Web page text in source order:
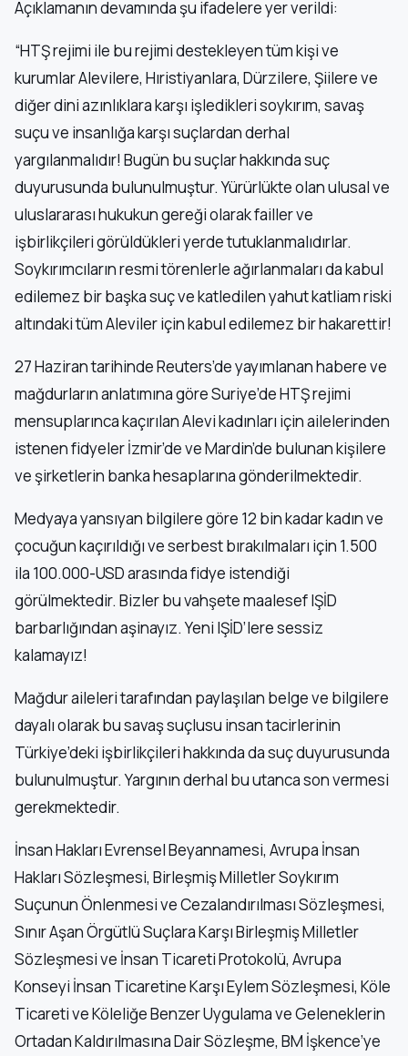
Açıklamanın devamında şu ifadelere yer verildi:
“HTŞ rejimi ile bu rejimi destekleyen tüm kişi ve
kurumlar Alevilere, Hıristiyanlara, Dürzilere, Şiilere ve
diğer dini azınlıklara karşı işledikleri soykırım, savaş
suçu ve insanlığa karşı suçlardan derhal
yargılanmalıdır! Bugün bu suçlar hakkında suç
duyurusunda bulunulmuştur. Yürürlükte olan ulusal ve
uluslararası hukukun gereği olarak failler ve
işbirlikçileri görüldükleri yerde tutuklanmalıdırlar.
Soykırımcıların resmi törenlerle ağırlanmaları da kabul
edilemez bir başka suç ve katledilen yahut katliam riski
altındaki tüm Aleviler için kabul edilemez bir hakarettir!
27 Haziran tarihinde Reuters’de yayımlanan habere ve
mağdurların anlatımına göre Suriye’de HTŞ rejimi
mensuplarınca kaçırılan Alevi kadınları için ailelerinden
istenen fidyeler İzmir’de ve Mardin’de bulunan kişilere
ve şirketlerin banka hesaplarına gönderilmektedir.
Medyaya yansıyan bilgilere göre 12 bin kadar kadın ve
çocuğun kaçırıldığı ve serbest bırakılmaları için 1.500
ila 100.000-USD arasında fidye istendiği
görülmektedir. Bizler bu vahşete maalesef IŞİD
barbarlığından aşinayız. Yeni IŞİD’lere sessiz
kalamayız!
Mağdur aileleri tarafından paylaşılan belge ve bilgilere
dayalı olarak bu savaş suçlusu insan tacirlerinin
Türkiye’deki işbirlikçileri hakkında da suç duyurusunda
bulunulmuştur. Yargının derhal bu utanca son vermesi
gerekmektedir.
İnsan Hakları Evrensel Beyannamesi, Avrupa İnsan
Hakları Sözleşmesi, Birleşmiş Milletler Soykırım
Suçunun Önlenmesi ve Cezalandırılması Sözleşmesi,
Sınır Aşan Örgütlü Suçlara Karşı Birleşmiş Milletler
Sözleşmesi ve İnsan Ticareti Protokolü, Avrupa
Konseyi İnsan Ticaretine Karşı Eylem Sözleşmesi, Köle
Ticareti ve Köleliğe Benzer Uygulama ve Geleneklerin
Ortadan Kaldırılmasına Dair Sözleşme, BM İşkence’ye